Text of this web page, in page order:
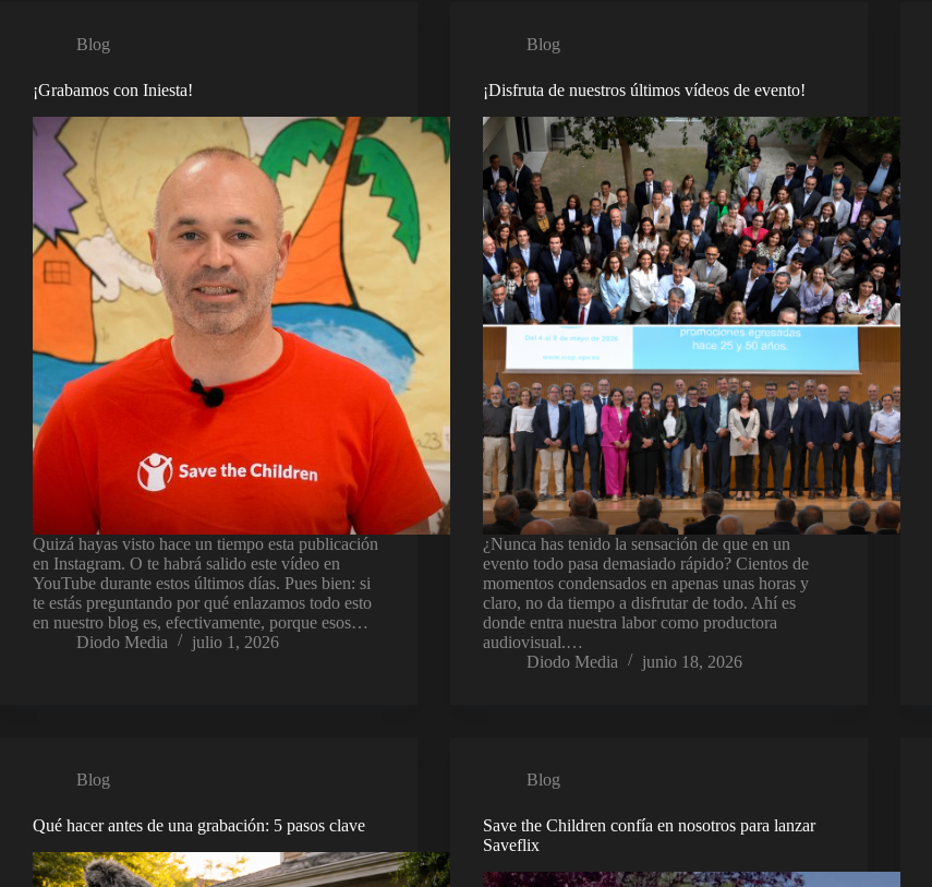
Blog
¡Grabamos con Iniesta!
Quizá hayas visto hace un tiempo esta publicación
en Instagram. O te habrá salido este vídeo en
YouTube durante estos últimos días. Pues bien: si
te estás preguntando por qué enlazamos todo esto
en nuestro blog es, efectivamente, porque esos…
Diodo Media
julio 1, 2026
Blog
¡Disfruta de nuestros últimos vídeos de evento!
¿Nunca has tenido la sensación de que en un
evento todo pasa demasiado rápido? Cientos de
momentos condensados en apenas unas horas y
claro, no da tiempo a disfrutar de todo. Ahí es
donde entra nuestra labor como productora
audiovisual.…
Diodo Media
junio 18, 2026
Blog
Qué hacer antes de una grabación: 5 pasos clave
Blog
Save the Children confía en nosotros para lanzar
Saveflix